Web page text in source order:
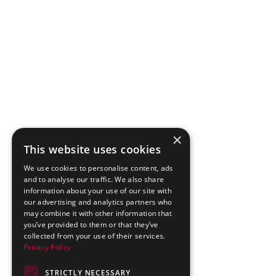
×
This website uses cookies
We use cookies to personalise content, ads
and to analyse our traffic. We also share
information about your use of our site with
our advertising and analytics partners who
may combine it with other information that
you’ve provided to them or that they’ve
collected from your use of their services.
Privacy Policy
STRICTLY NECESSARY